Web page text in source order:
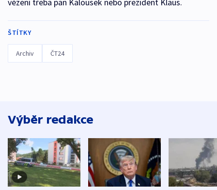
vězení třeba pan Kalousek nebo prezident Klaus.
ŠTÍTKY
Archiv ČT24
Výběr redakce